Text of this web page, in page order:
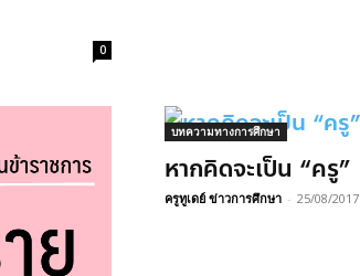
0
บทความทางการศึกษา
หากคิดจะเป็น “ครู”
ครูทูเดย์ ข่าวการศึกษา - 25/08/2017